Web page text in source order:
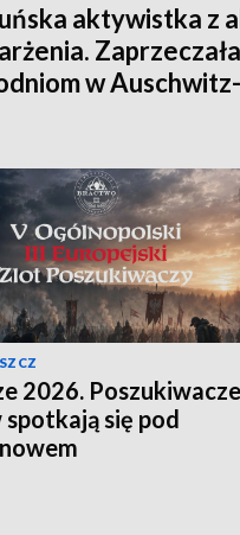
aktywistka z
w
2026. Poszukiwacze
spotkają się pod